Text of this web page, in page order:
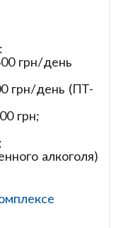
грн/день
грн/день (ПТ-
грн;
алкоголя)